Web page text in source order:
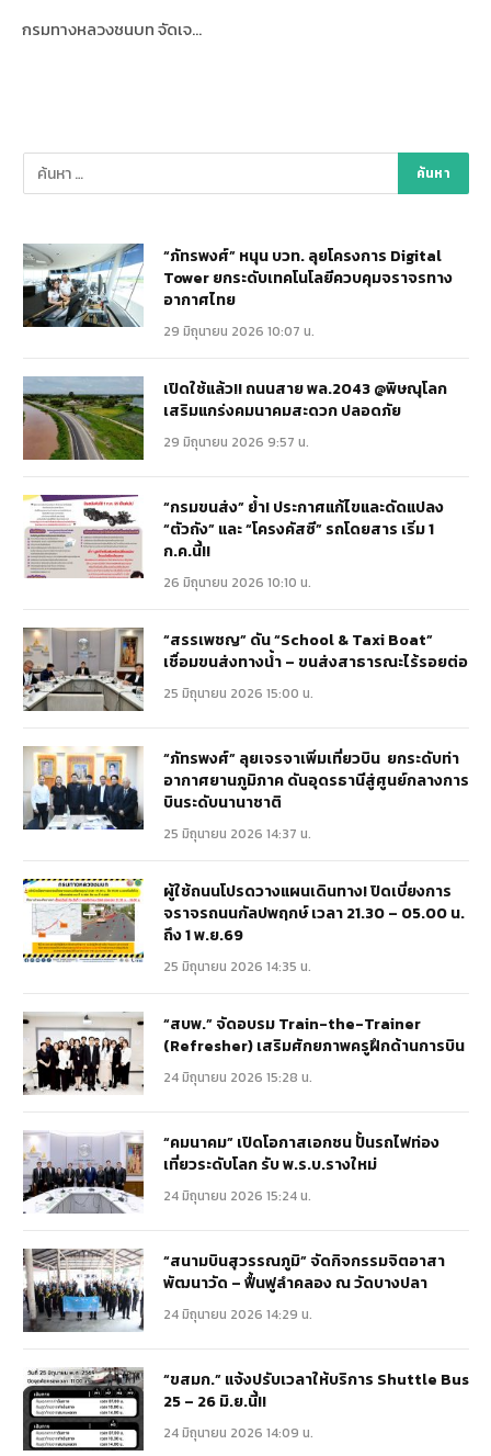
กรมทางหลวงชนบท จัดเจ…
“ภัทรพงศ์” หนุน บวท. ลุยโครงการ Digital
Tower ยกระดับเทคโนโลยีควบคุมจราจรทาง
อากาศไทย
29 มิถุนายน 2026 10:07 น.
เปิดใช้แล้ว!! ถนนสาย พล.2043 @พิษณุโลก
เสริมแกร่งคมนาคมสะดวก ปลอดภัย
29 มิถุนายน 2026 9:57 น.
“กรมขนส่ง” ย้ำ! ประกาศแก้ไขและดัดแปลง
“ตัวถัง” และ “โครงคัสซี” รถโดยสาร เริ่ม 1
ก.ค.นี้!!
26 มิถุนายน 2026 10:10 น.
“สรรเพชญ” ดัน “School & Taxi Boat”
เชื่อมขนส่งทางน้ำ – ขนส่งสาธารณะไร้รอยต่อ
25 มิถุนายน 2026 15:00 น.
“ภัทรพงศ์” ลุยเจรจาเพิ่มเที่ยวบิน ยกระดับท่า
อากาศยานภูมิภาค ดันอุดรธานีสู่ศูนย์กลางการ
บินระดับนานาชาติ
25 มิถุนายน 2026 14:37 น.
ผู้ใช้ถนนโปรดวางแผนเดินทาง! ปิดเบี่ยงการ
จราจรถนนกัลปพฤกษ์ เวลา 21.30 – 05.00 น.
ถึง 1 พ.ย.69
25 มิถุนายน 2026 14:35 น.
“สบพ.” จัดอบรม Train-the-Trainer
(Refresher) เสริมศักยภาพครูฝึกด้านการบิน
24 มิถุนายน 2026 15:28 น.
“คมนาคม” เปิดโอกาสเอกชน ปั้นรถไฟท่อง
เที่ยวระดับโลก รับ พ.ร.บ.รางใหม่
24 มิถุนายน 2026 15:24 น.
“สนามบินสุวรรณภูมิ” จัดกิจกรรมจิตอาสา
พัฒนาวัด – ฟื้นฟูลำคลอง ณ วัดบางปลา
24 มิถุนายน 2026 14:29 น.
“ขสมก.” แจ้งปรับเวลาให้บริการ Shuttle Bus
25 – 26 มิ.ย.นี้!!
24 มิถุนายน 2026 14:09 น.